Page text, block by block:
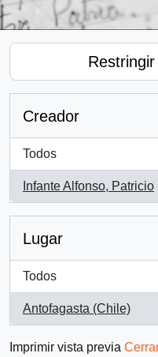
Creador
Todos
Infante Alfonso, Patricio
, 1 resultados
Lugar
Todos
Antofagasta (Chile)
, 1 resultados
Imprimir vista previa